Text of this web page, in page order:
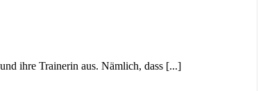
ihre Trainerin aus. Nämlich, dass [...]